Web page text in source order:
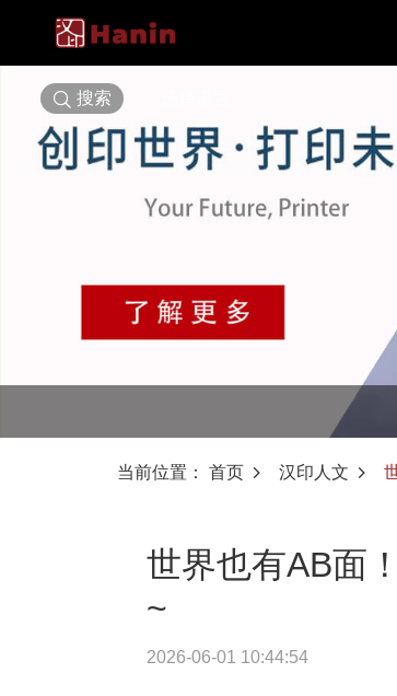
搜索
当前位置： 首页 汉印人文
世界也有AB面
~
2026-06-01 10:44:54